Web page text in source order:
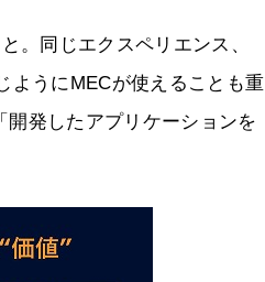
。同じエクスペリエンス、
ようにMECが使えることも重
発したアプリケーションを